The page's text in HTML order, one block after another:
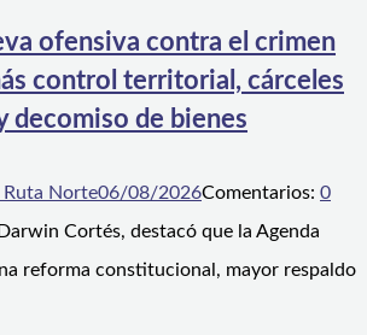
ofensiva contra el crimen
control territorial, cárceles
decomiso de bienes
Ruta Norte06/08/2026Comentarios: 0
Cortés, destacó que la Agenda
reforma constitucional, mayor respaldo